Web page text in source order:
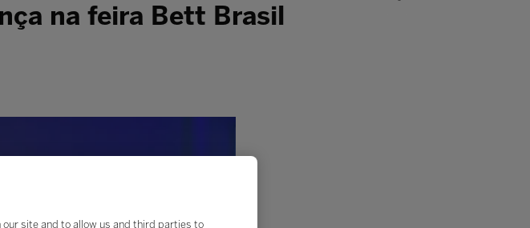
na feira Bett Brasil
site and to allow us and third parties to